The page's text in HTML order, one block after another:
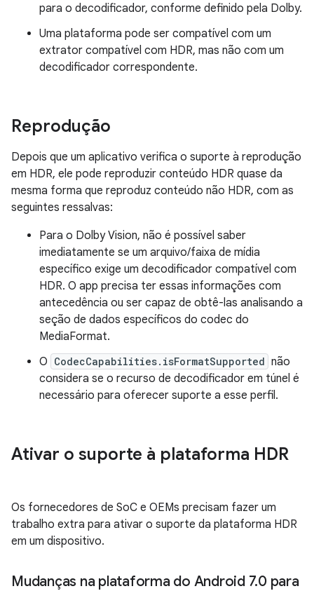
para o decodificador, conforme definido pela Dolby.
Uma plataforma pode ser compatível com um
extrator compatível com HDR, mas não com um
decodificador correspondente.
Reprodução
Depois que um aplicativo verifica o suporte à reprodução
em HDR, ele pode reproduzir conteúdo HDR quase da
mesma forma que reproduz conteúdo não HDR, com as
seguintes ressalvas:
Para o Dolby Vision, não é possível saber
imediatamente se um arquivo/faixa de mídia
específico exige um decodificador compatível com
HDR. O app precisa ter essas informações com
antecedência ou ser capaz de obtê-las analisando a
seção de dados específicos do codec do
MediaFormat.
O CodecCapabilities.isFormatSupported não
considera se o recurso de decodificador em túnel é
necessário para oferecer suporte a esse perfil.
Ativar o suporte à plataforma HDR
Os fornecedores de SoC e OEMs precisam fazer um
trabalho extra para ativar o suporte da plataforma HDR
em um dispositivo.
Mudanças na plataforma do Android 7.0 para